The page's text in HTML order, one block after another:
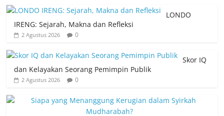
LONDO
IRENG: Sejarah, Makna dan Refleksi
2 Agustus 2026 0
Skor IQ
dan Kelayakan Seorang Pemimpin Publik
2 Agustus 2026 0